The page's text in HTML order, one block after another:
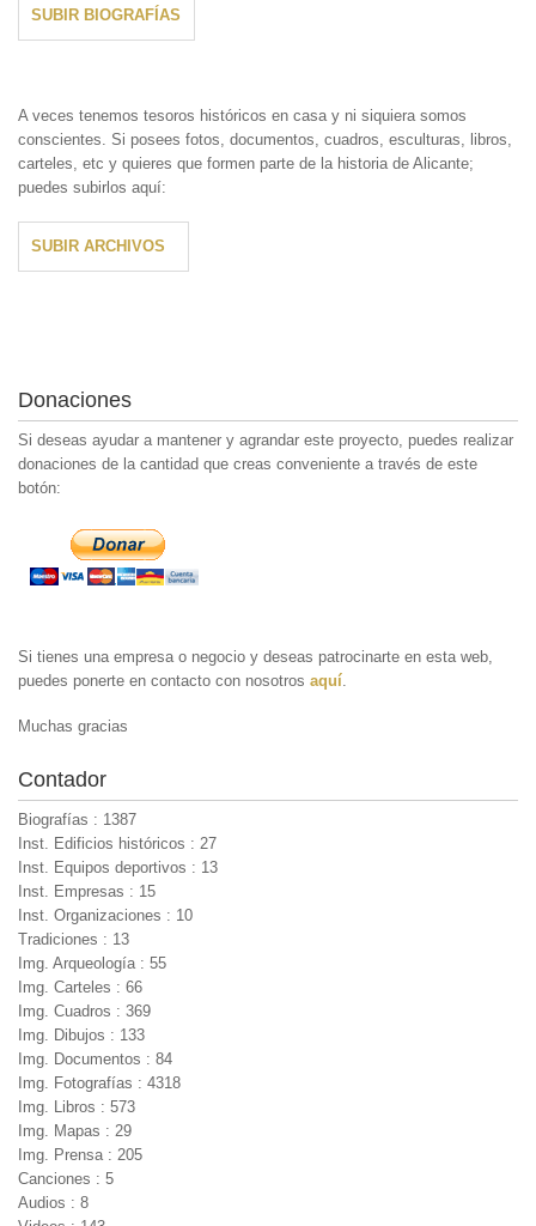
SUBIR BIOGRAFÍAS
A veces tenemos tesoros históricos en casa y ni siquiera somos
conscientes. Si posees fotos, documentos, cuadros, esculturas, libros,
carteles, etc y quieres que formen parte de la historia de Alicante;
puedes subirlos aquí:
SUBIR ARCHIVOS
Donaciones
Si deseas ayudar a mantener y agrandar este proyecto, puedes realizar
donaciones de la cantidad que creas conveniente a través de este
botón:
Si tienes una empresa o negocio y deseas patrocinarte en esta web,
puedes ponerte en contacto con nosotros aquí
Muchas gracias
Contador
Biografías : 1387
Inst. Edificios históricos : 27
Inst. Equipos deportivos : 13
Inst. Empresas : 15
Inst. Organizaciones : 10
Tradiciones : 13
Img. Arqueología : 55
Img. Carteles : 66
Img. Cuadros : 369
Img. Dibujos : 133
Img. Documentos : 84
Img. Fotografías : 4318
Img. Libros : 573
Img. Mapas : 29
Img. Prensa : 205
Canciones : 5
Audios : 8